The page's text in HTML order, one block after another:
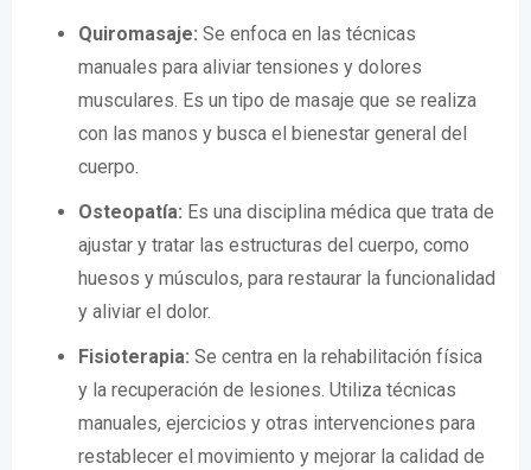
Quiromasaje: Se enfoca en las técnicas
manuales para aliviar tensiones y dolores
musculares. Es un tipo de masaje que se realiza
con las manos y busca el bienestar general del
cuerpo.
Osteopatía: Es una disciplina médica que trata de
ajustar y tratar las estructuras del cuerpo, como
huesos y músculos, para restaurar la funcionalidad
y aliviar el dolor.
Fisioterapia: Se centra en la rehabilitación física
y la recuperación de lesiones. Utiliza técnicas
manuales, ejercicios y otras intervenciones para
restablecer el movimiento y mejorar la calidad de